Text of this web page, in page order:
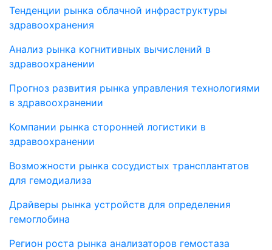
Тенденции рынка облачной инфраструктуры
здравоохранения
Анализ рынка когнитивных вычислений в
здравоохранении
Прогноз развития рынка управления технологиями
в здравоохранении
Компании рынка сторонней логистики в
здравоохранении
Возможности рынка сосудистых трансплантатов
для гемодиализа
Драйверы рынка устройств для определения
гемоглобина
Регион роста рынка анализаторов гемостаза